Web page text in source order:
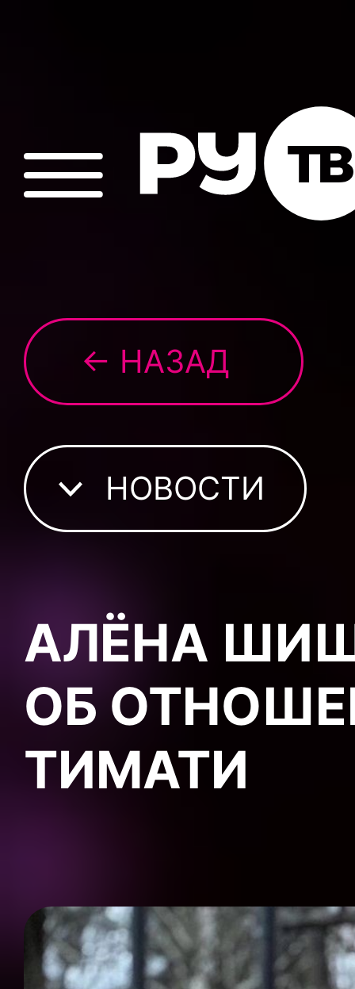
← НАЗАД
НОВОСТИ
АЛЁНА
ОБ
ТИМАТИ